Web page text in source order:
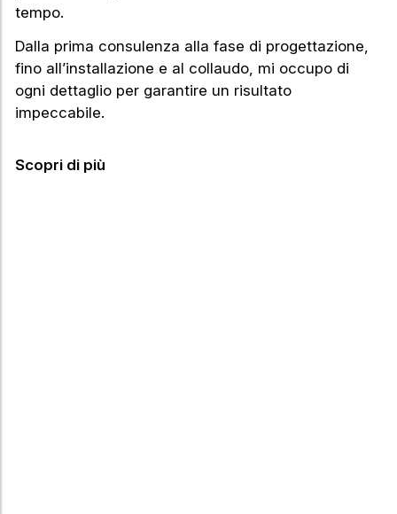
tempo.
Dalla prima consulenza alla fase di progettazione,
fino all’installazione e al collaudo, mi occupo di
ogni dettaglio per garantire un risultato
impeccabile.
Scopri di più